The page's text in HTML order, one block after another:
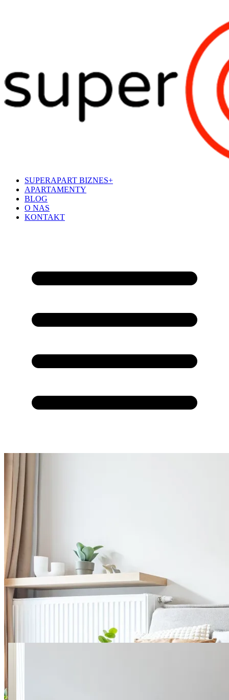
SUPERAPART BIZNES+
APARTAMENTY
BLOG
O NAS
KONTAKT